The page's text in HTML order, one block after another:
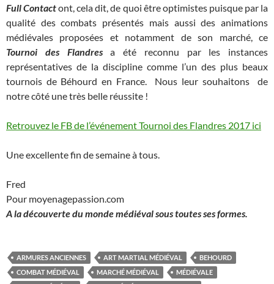
Full Contactont, cela dit, de quoi être optimistes puisque par la
qualité des combats présentés mais aussi des animations
médiévales proposées et notamment de son marché, ce
Tournoi des Flandres
a été reconnu par les instances
représentatives de la discipline comme l’un des plus beaux
tournois de Béhourd en France. Nous leur souhaitons de
notre côté une très belle réussite !
Retrouvez le FB de l’événement Tournoi des Flandres 2017 ici
Une excellente fin de semaine à tous.
Fred
Pour moyenagepassion.com
A la découverte du monde médiéval sous toutes ses formes.
ARMURES ANCIENNES ART MARTIAL MÉDIÉVAL
BEHOURD
COMBAT MÉDIÉVAL
MARCHÉ MÉDIÉVAL
MÉDIÉVALE